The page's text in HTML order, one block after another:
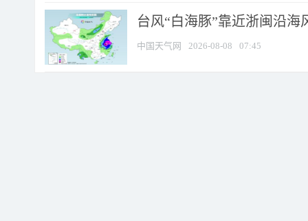
台风“白海豚”靠近浙闽沿
中国天气网 2026-08-08 07:45